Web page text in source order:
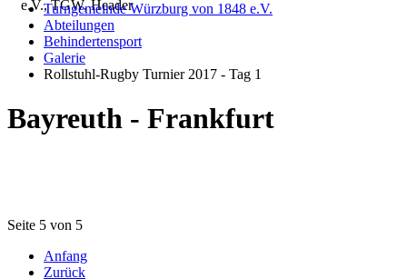
Turngemeinde Würzburg von 1848 e.V.
Abteilungen
Behindertensport
Galerie
Rollstuhl-Rugby Turnier 2017 - Tag 1
Bayreuth - Frankfurt
Seite 5 von 5
Anfang
Zurück